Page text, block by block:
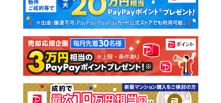
新築一戸建て 中古一戸建て
注文住宅 土地
売却査定